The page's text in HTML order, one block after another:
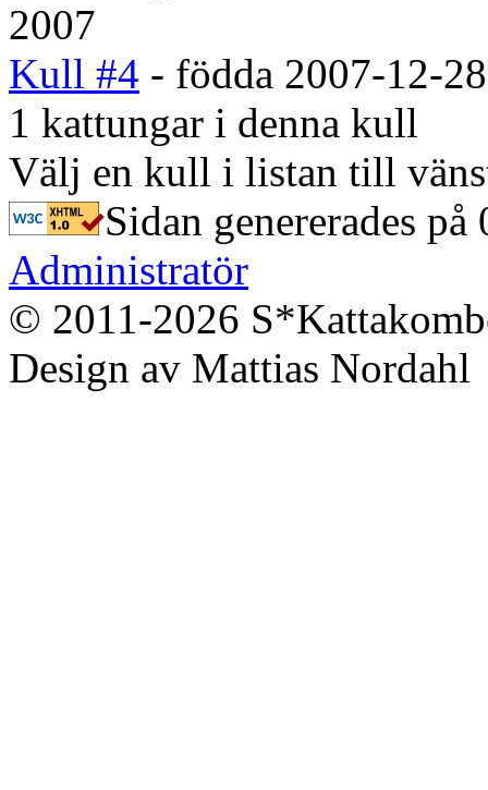
2007
Kull #4 - födda 2007-12-28
1 kattungar i denna kull
Välj en kull i listan till
Sidan genererades på
Administratör
© 2011-2026
Design av Mattias Nordahl